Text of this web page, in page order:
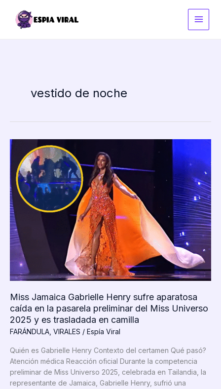
contenido
vestido de noche
Miss Jamaica Gabrielle Henry sufre aparatosa
caída en la pasarela preliminar del Miss Universo
2025 y es trasladada en camilla
FARÁNDULA VIRALES / Espía Viral
Quién es Gabrielle Henry Contexto del certamen Qué pasó?
Atención médica Reacción oficial Durante la competencia
preliminar de Miss Universo 2025, celebrada en Tailandia, la
representante de Jamaica, Gabrielle Henry, sufrió una